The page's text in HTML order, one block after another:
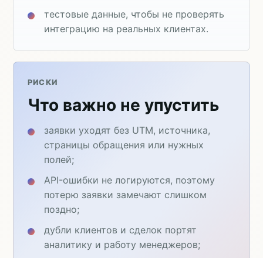
тестовые данные, чтобы не проверять
интеграцию на реальных клиентах.
РИСКИ
Что важно не упустить
заявки уходят без UTM, источника,
страницы обращения или нужных
полей;
API-ошибки не логируются, поэтому
потерю заявки замечают слишком
поздно;
дубли клиентов и сделок портят
аналитику и работу менеджеров;